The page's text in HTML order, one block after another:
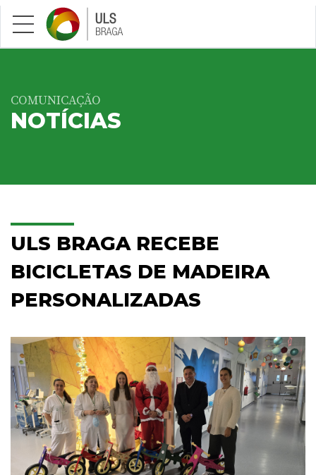
Saltar para conteúdo principal
COMUNICAÇÃO
NOTÍCIAS
ULS BRAGA RECEBE
BICICLETAS DE MADEIRA
PERSONALIZADAS